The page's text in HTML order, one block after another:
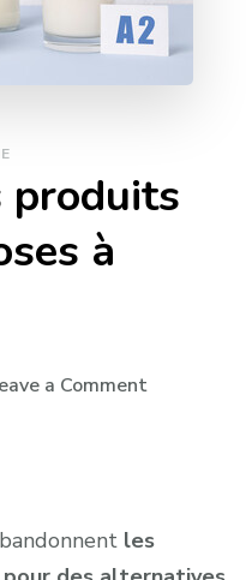
produits
à
a Commenton
?
les